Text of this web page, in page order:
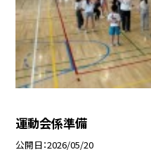
運動会係準備
公開日 2026/05/20